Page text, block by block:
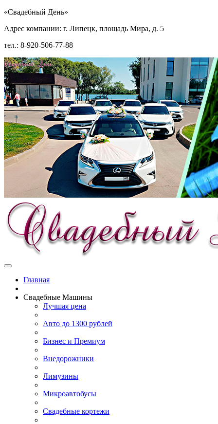
«Свадебный День»
Адрес компании: г. Липецк, площадь Мира, д. 5
тел.: 8-920-506-77-88
Главная
Свадебные Машины
Лучшая цена
Авто до 1300 рублей
Бизнес и Премиум
Внедорожники
Лимузины
Микроавтобусы
Свадебные кортежи